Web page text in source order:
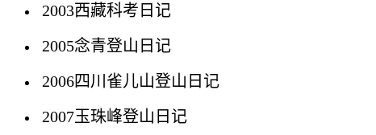
2003西藏科考日记
2005念青登山日记
2006四川雀儿山登山日记
2007玉珠峰登山日记